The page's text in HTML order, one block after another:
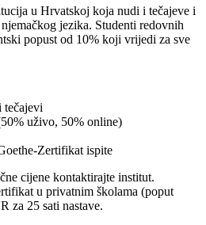
u Hrvatskoj koja nudi i tečajeve i
jezika. Studenti redovnih
popust od 10% koji vrijedi za sve
tečajevi
uživo, 50% online)
Zertifikat ispite
cijene kontaktirajte institut.
u privatnim školama (poput
za 25 sati nastave.